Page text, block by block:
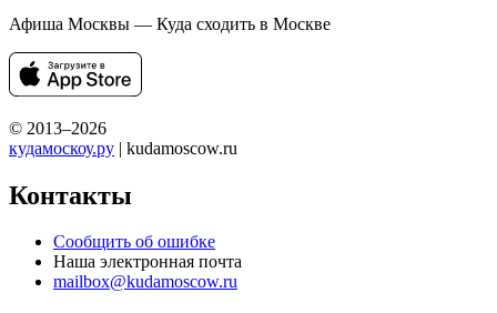
Афиша Москвы — Куда сходить в Москве
© 2013–2026
кудамоскоу.ру | kudamoscow.ru
Контакты
Сообщить об ошибке
Наша электронная почта
mailbox@kudamoscow.ru